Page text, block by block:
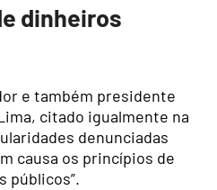
dinheiros
e também presidente
citado igualmente na
denunciadas
causa os princípios de
públicos”.